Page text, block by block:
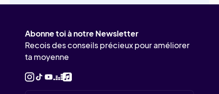
Abonne toi à notre Newsletter
Recois des conseils précieux pour améliorer
ta moyenne